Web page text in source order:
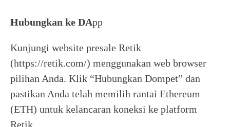
Hubungkan ke DApp
Kunjungi website presale Retik
(https://retik.com/) menggunakan web browser
pilihan Anda. Klik “Hubungkan Dompet” dan
pastikan Anda telah memilih rantai Ethereum
(ETH) untuk kelancaran koneksi ke platform
Retik.